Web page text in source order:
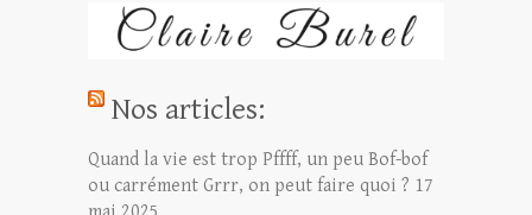
Nos articles:
Quand la vie est trop Pffff, un peu Bof-bof
ou carrément Grrr, on peut faire quoi ? 17